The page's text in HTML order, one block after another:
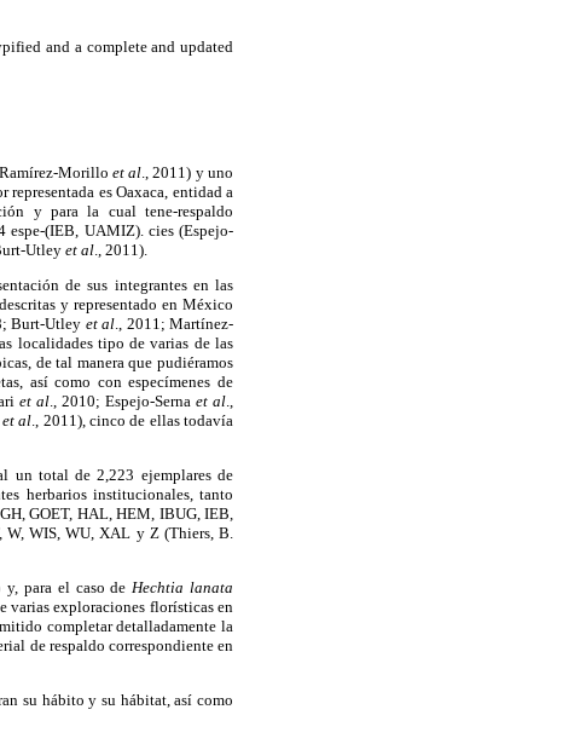
and a complete and updated
Ramírez-Morillo et al ., 2011) y uno
es Oaxaca, entidad a
y para la cual tene-respaldo
espe-(IEB, UAMIZ). cies (Espejo-
Utleyet al ., 2011).
de sus integrantes en las
y representado en México
Burt-Utley et al ., 2011; Martínez-
localidades tipo de varias de las
de tal manera que pudiéramos
así como con especímenes de
et al ., 2010; Espejo-Sernaet al
et al ., 2011), cinco de ellas todavía
un total de 2,223 ejemplares de
herbarios institucionales, tanto
GOET, HAL, HEM, IBUG, IEB,
WIS, WU, XAL y Z (Thiers, B.
y, para el caso deHechtia lanata
varias exploraciones florísticas en
completar detalladamente la
de respaldo correspondiente en
su hábito y su hábitat, así como